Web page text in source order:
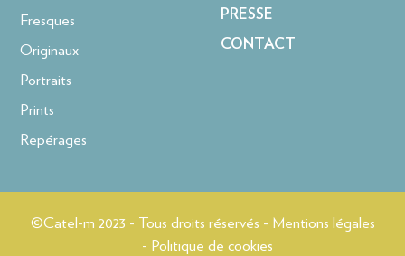
Fresques
Originaux
Portraits
Prints
Repérages
PRESSE
CONTACT
©Catel-m 2023 - Tous droits réservés - Mentions légales
- Politique de cookies